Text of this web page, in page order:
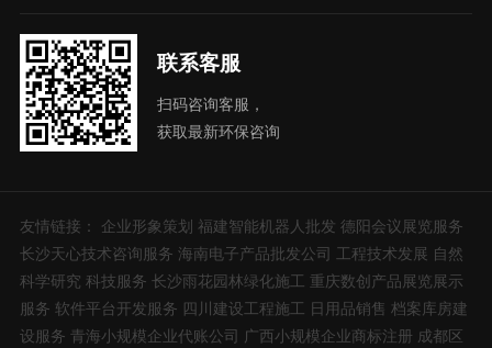
联系客服
扫码咨询客服，
获取最新环保咨询
友情链接： 企业形象策划 福建智能机器人批发 德阳会议展览服务
长沙天心技术咨询服务 海南电子产品批发公司 工程技术发展 自然
科学研究 科技服务 长沙雨花园林绿化施工 重庆数创产品展览展示
服务 软件平台开发服务 四川建设工程施工 日用品销售 档案库房建
设服务 青海小规模企业代账公司 广西小规模企业商标注册 成都区